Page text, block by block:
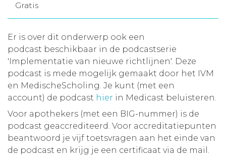
Gratis
Er is over dit onderwerp ook een
podcast beschikbaar in de podcastserie
'Implementatie van nieuwe richtlijnen'. Deze
podcast is mede mogelijk gemaakt door het IVM
en MedischeScholing. Je kunt (met een
account) de podcast hier in Medicast beluisteren.
Voor apothekers (met een BIG-nummer) is de
podcast geaccrediteerd. Voor accreditatiepunten
beantwoord je vijf toetsvragen aan het einde van
de podcast en krijg je een certificaat via de mail.